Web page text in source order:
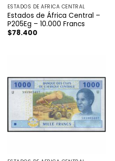
ESTADOS DE ÁFRICA CENTRAL
Estados de África Central –
P205Eg – 10.000 Francs
$78.400